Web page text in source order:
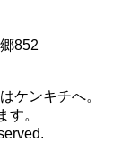
852
ケンキチへ。
。